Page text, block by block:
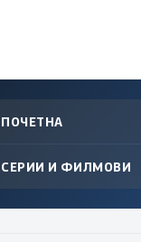
ПОЧЕТНА
СЕРИИ И ФИЛМОВИ